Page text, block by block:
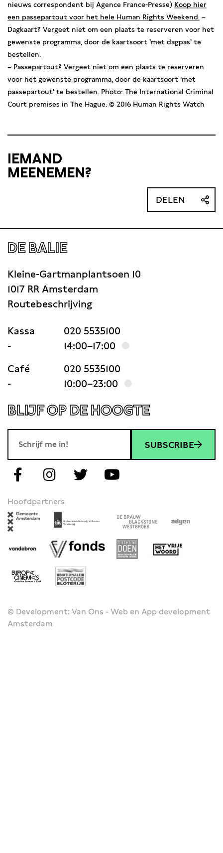
nieuws correspondent bij Agence France-Presse) Koop hier
een passepartout voor het hele Human Rights Weekend. –
Dagkaart? Vergeet niet om een plaats te reserveren voor het
gewenste programma, door de kaartsoort 'met dagpas' te
bestellen.
– Passepartout? Vergeet niet om een plaats te reserveren
voor het gewenste programma, door de kaartsoort 'met
passepartout' te bestellen. Photo: The International Criminal
Court premises in The Hague. © 2016 Human Rights Watch
IEMAND
MEENEMEN?
DELEN
DE BALIE
Kleine-Gartmanplantsoen 10
1017 RR Amsterdam
Routebeschrijving
Kassa
020 5535100
-
14:00–17:00
Café
020 5535100
-
10:00–23:00
BLIJF OP DE HOOGTE
SUBSCRIBE
Hoofdpartners
© Development: Van Ons - Web en App development
Amsterdam